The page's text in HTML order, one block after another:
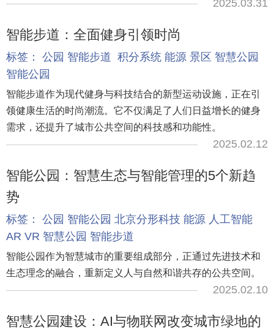
2025.03.31
智能步道：全面健身引领时尚
标签： 公园 智能步道 积分系统 能源 景区 智慧公园
智能公园
智能步道作为现代健身与科技结合的新型运动设施，正在引
领健康生活的时尚潮流。它不仅满足了人们日益增长的健身
需求，还提升了城市公共空间的科技感和功能性。
2025.02.12
智能公园：智慧生态与智能管理的5个新趋
势
标签： 公园 智能公园 北京分形科技 能源 人工智能
AR VR 智慧公园 智能步道
智能公园作为智慧城市的重要组成部分，正通过先进技术和
生态理念的融合，重新定义人与自然和谐共存的公共空间。
2025.02.10
智慧公园建设：AI与物联网改变城市绿地的